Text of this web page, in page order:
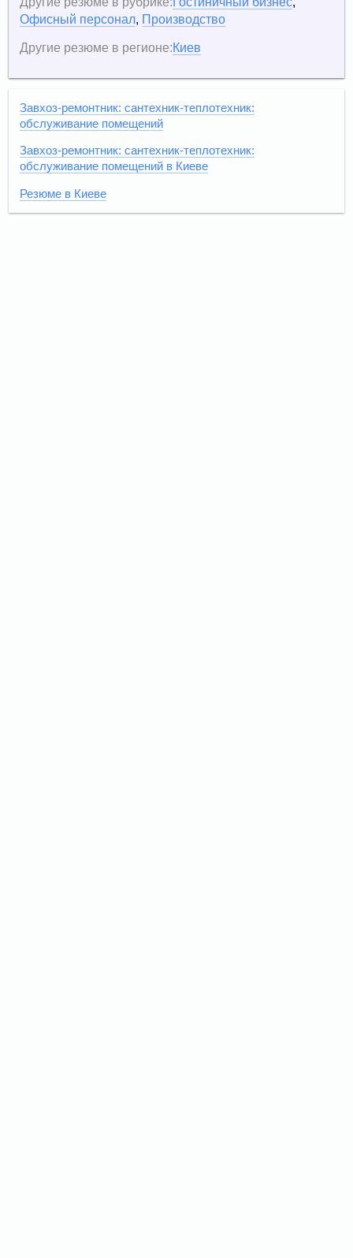
Офисный персонал Производство
Другие резюме в регионе:Киев
Завхоз-ремонтник: сантехник-теплотехник:
обслуживание помещений
Завхоз-ремонтник: сантехник-теплотехник:
обслуживание помещений в Киеве
Резюме в Киеве